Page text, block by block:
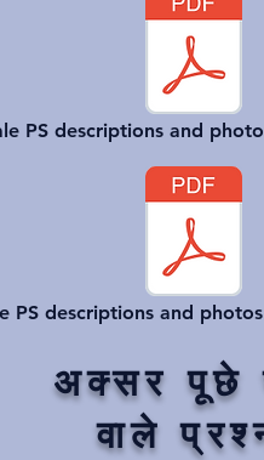
PS descriptions and
PS descriptions and
अक्सर पूछे
वाले